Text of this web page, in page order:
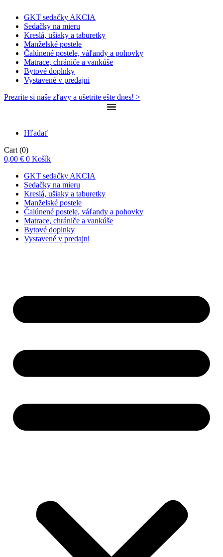
GKT sedačky AKCIA
Sedačky na mieru
Kreslá, ušiaky a taburetky
Manželské postele
Čalúnené postele, váľandy a pohovky
Matrace, chrániče a vankúše
Bytové doplnky
Vystavené v predajni
Prezrite si naše zľavy a ušetrite ešte dnes! >​
Hľadať
Cart (0)
0,00 € 0 Košík
GKT sedačky AKCIA
Sedačky na mieru
Kreslá, ušiaky a taburetky
Manželské postele
Čalúnené postele, váľandy a pohovky
Matrace, chrániče a vankúše
Bytové doplnky
Vystavené v predajni